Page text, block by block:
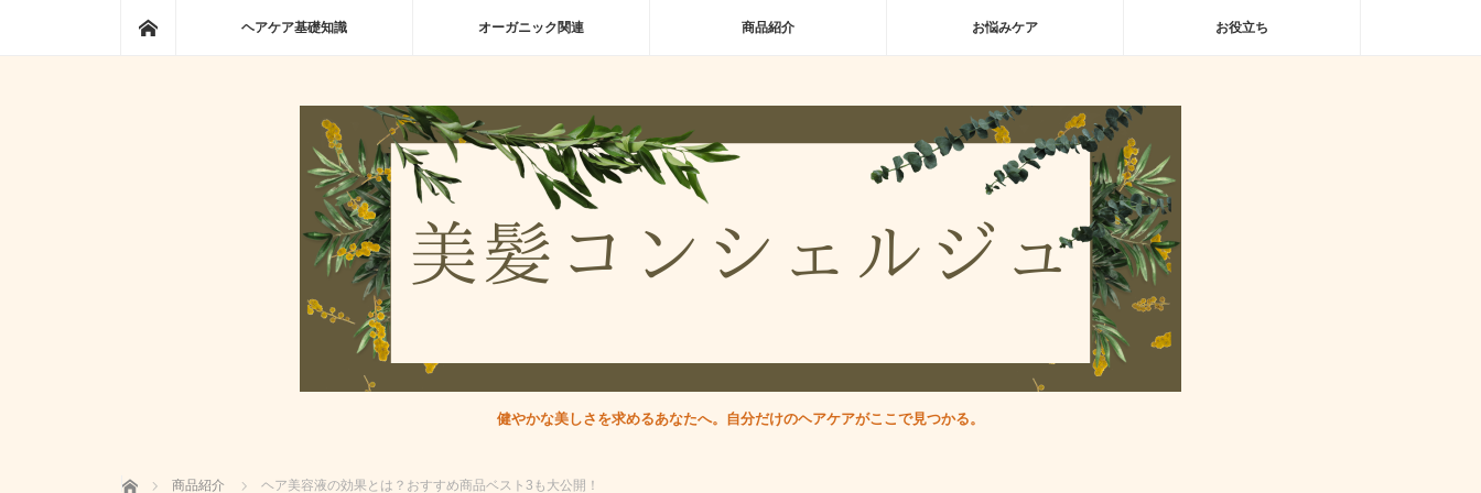
ヘアケア基礎知識 オーガニック関連 商品紹介 お悩みケア お役立ち
健やかな美しさを求めるあなたへ。自分だけのヘアケアがここで見つかる。
ホーム 商品紹介 ヘア美容液の効果とは？おすすめ商品ベスト3も大公開！